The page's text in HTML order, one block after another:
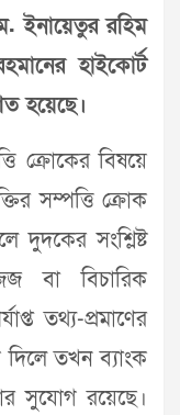
ইনায়েতুর রহিম
হাইকোর্ট
হয়েছে।
ক্রোকের বিষয়ে
সম্পত্তি ক্রোক
দুদকের সংশ্লিষ্ট
বা বিচারিক
তথ্য-প্রমাণের
তখন ব্যাংক
সুযোগ রয়েছে।